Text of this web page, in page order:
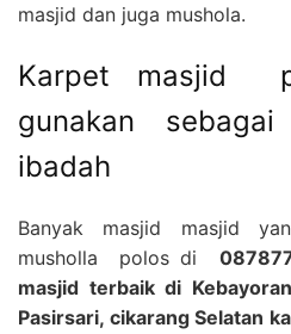
masjid dan juga mushola.
Karpet masjid
gunakan
ibadah
Banyak masjid masjid
musholla polos di
masjid terbaik di
Pasirsari, cikarang Selatan